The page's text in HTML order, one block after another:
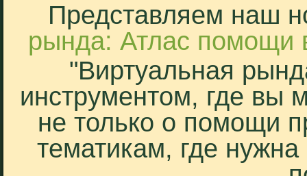
Представляем наш
рында: Атлас помощи
"Виртуальная
инструментом, где вы
не только о помощи
тематикам, где